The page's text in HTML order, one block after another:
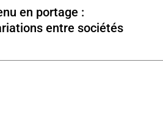
en portage :
entre sociétés